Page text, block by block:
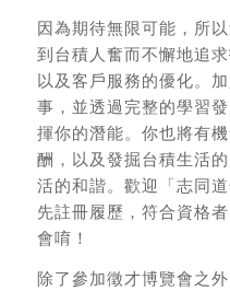
因為期待無限可能，所
到台積人奮而不懈地追
以及客戶服務的優化。
事，並透過完整的學習
揮你的潛能。你也將有
酬，以及發掘台積生活
活的和諧。歡迎「志同
先註冊履歷，符合資格
會唷！
除了參加徵才博覽會之